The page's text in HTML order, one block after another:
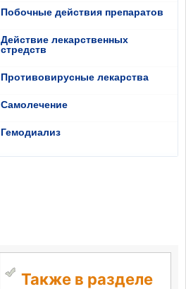
Побочные действия препаратов
Действие лекарственных
стредств
Противовирусные лекарства
Самолечение
Гемодиализ
Также в разделе